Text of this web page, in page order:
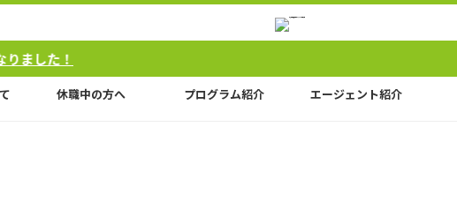
休職中の方へ プログラム紹介 エージェント紹介